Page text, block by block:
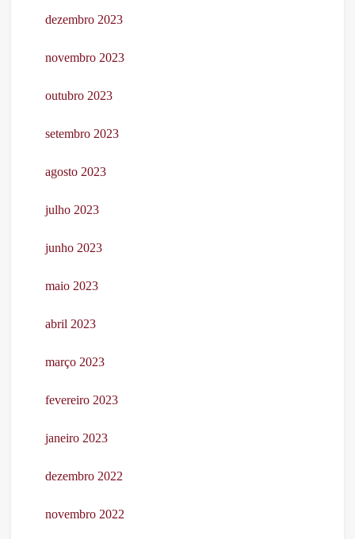
dezembro 2023
novembro 2023
outubro 2023
setembro 2023
agosto 2023
julho 2023
junho 2023
maio 2023
abril 2023
março 2023
fevereiro 2023
janeiro 2023
dezembro 2022
novembro 2022